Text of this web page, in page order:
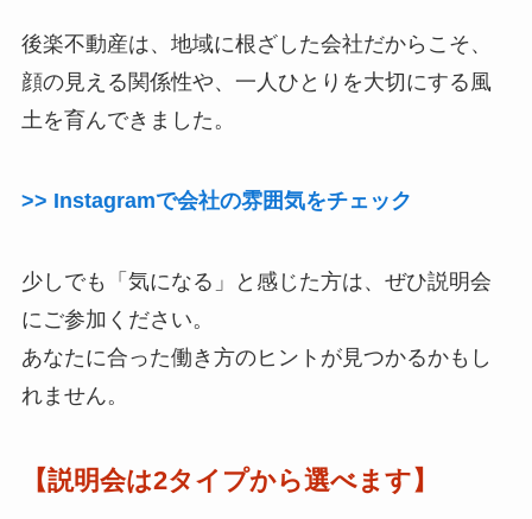
後楽不動産は、地域に根ざした会社だからこそ、
顔の見える関係性や、一人ひとりを大切にする風
土を育んできました。
>> Instagramで会社の雰囲気をチェック
少しでも「気になる」と感じた方は、ぜひ説明会
にご参加ください。
あなたに合った働き方のヒントが見つかるかもし
れません。
【説明会は2タイプから選べます】